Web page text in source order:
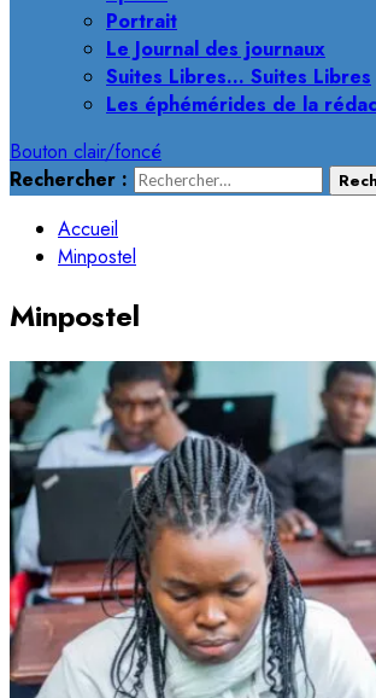
Portrait
Le Journal des journaux
Suites Libres… Suites Libres
Les éphémérides de la
Bouton clair/foncé
Rechercher :
Accueil
Minpostel
Minpostel